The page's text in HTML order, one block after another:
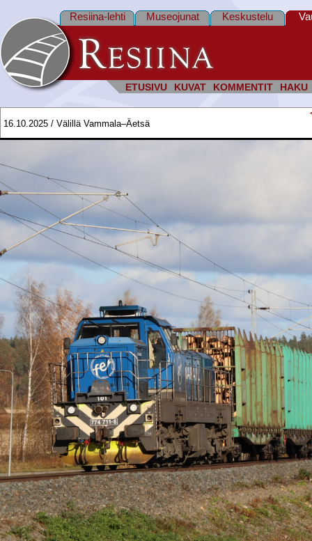
ETUSIVU KUVAT KOMMENTIT HAKU
Resiina-lehti Museojunat Keskustelu
16.10.2025 / Välillä Vammala–Äetsä